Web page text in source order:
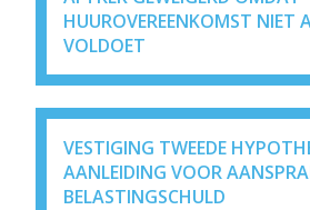
HUUROVEREENKOMST NIET
VOLDOET
VESTIGING TWEEDE
AANLEIDING VOOR
BELASTINGSCHULD